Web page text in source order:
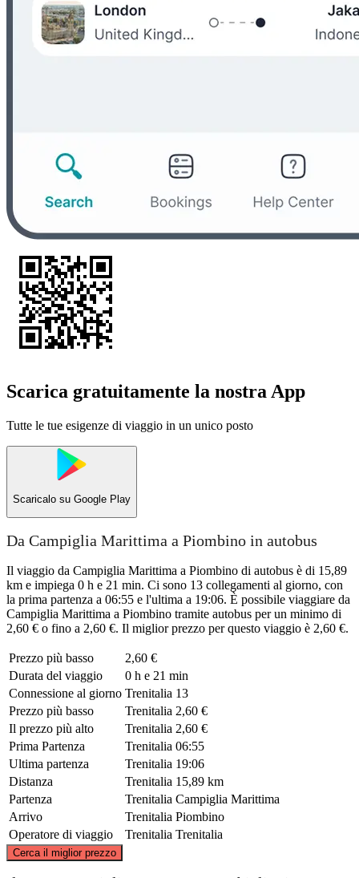
Scarica gratuitamente la nostra App
Tutte le tue esigenze di viaggio in un unico posto
Scaricalo su Google Play
Da Campiglia Marittima a Piombino in autobus
Il viaggio da Campiglia Marittima a Piombino di autobus è di 15,89
km e impiega 0 h e 21 min. Ci sono 13 collegamenti al giorno, con
la prima partenza a 06:55 e l'ultima a 19:06. È possibile viaggiare da
Campiglia Marittima a Piombino tramite autobus per un minimo di
2,60 € o fino a 2,60 €. Il miglior prezzo per questo viaggio è 2,60 €.
Prezzo più basso
2,60 €
Durata del viaggio
0 h e 21 min
Connessione al giorno Trenitalia 13
Prezzo più basso
Trenitalia 2,60 €
Il prezzo più alto
Trenitalia 2,60 €
Prima Partenza
Trenitalia 06:55
Ultima partenza
Trenitalia 19:06
Distanza
Trenitalia 15,89 km
Partenza
Trenitalia Campiglia Marittima
Arrivo
Trenitalia Piombino
Operatore di viaggio
Trenitalia Trenitalia
Cerca il miglior prezzo
©CARTO, ©